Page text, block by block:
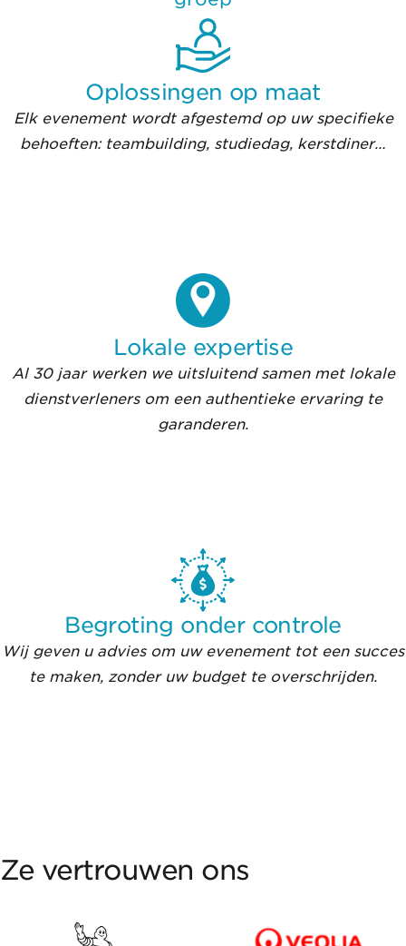
Oplossingen op maat
Elk evenement wordt afgestemd op uw specifieke
behoeften: teambuilding, studiedag, kerstdiner…
Lokale expertise
Al 30 jaar werken we uitsluitend samen met lokale
dienstverleners om een authentieke ervaring te
garanderen.
Begroting onder controle
Wij geven u advies om uw evenement tot een succes
te maken, zonder uw budget te overschrijden.
Ze vertrouwen ons